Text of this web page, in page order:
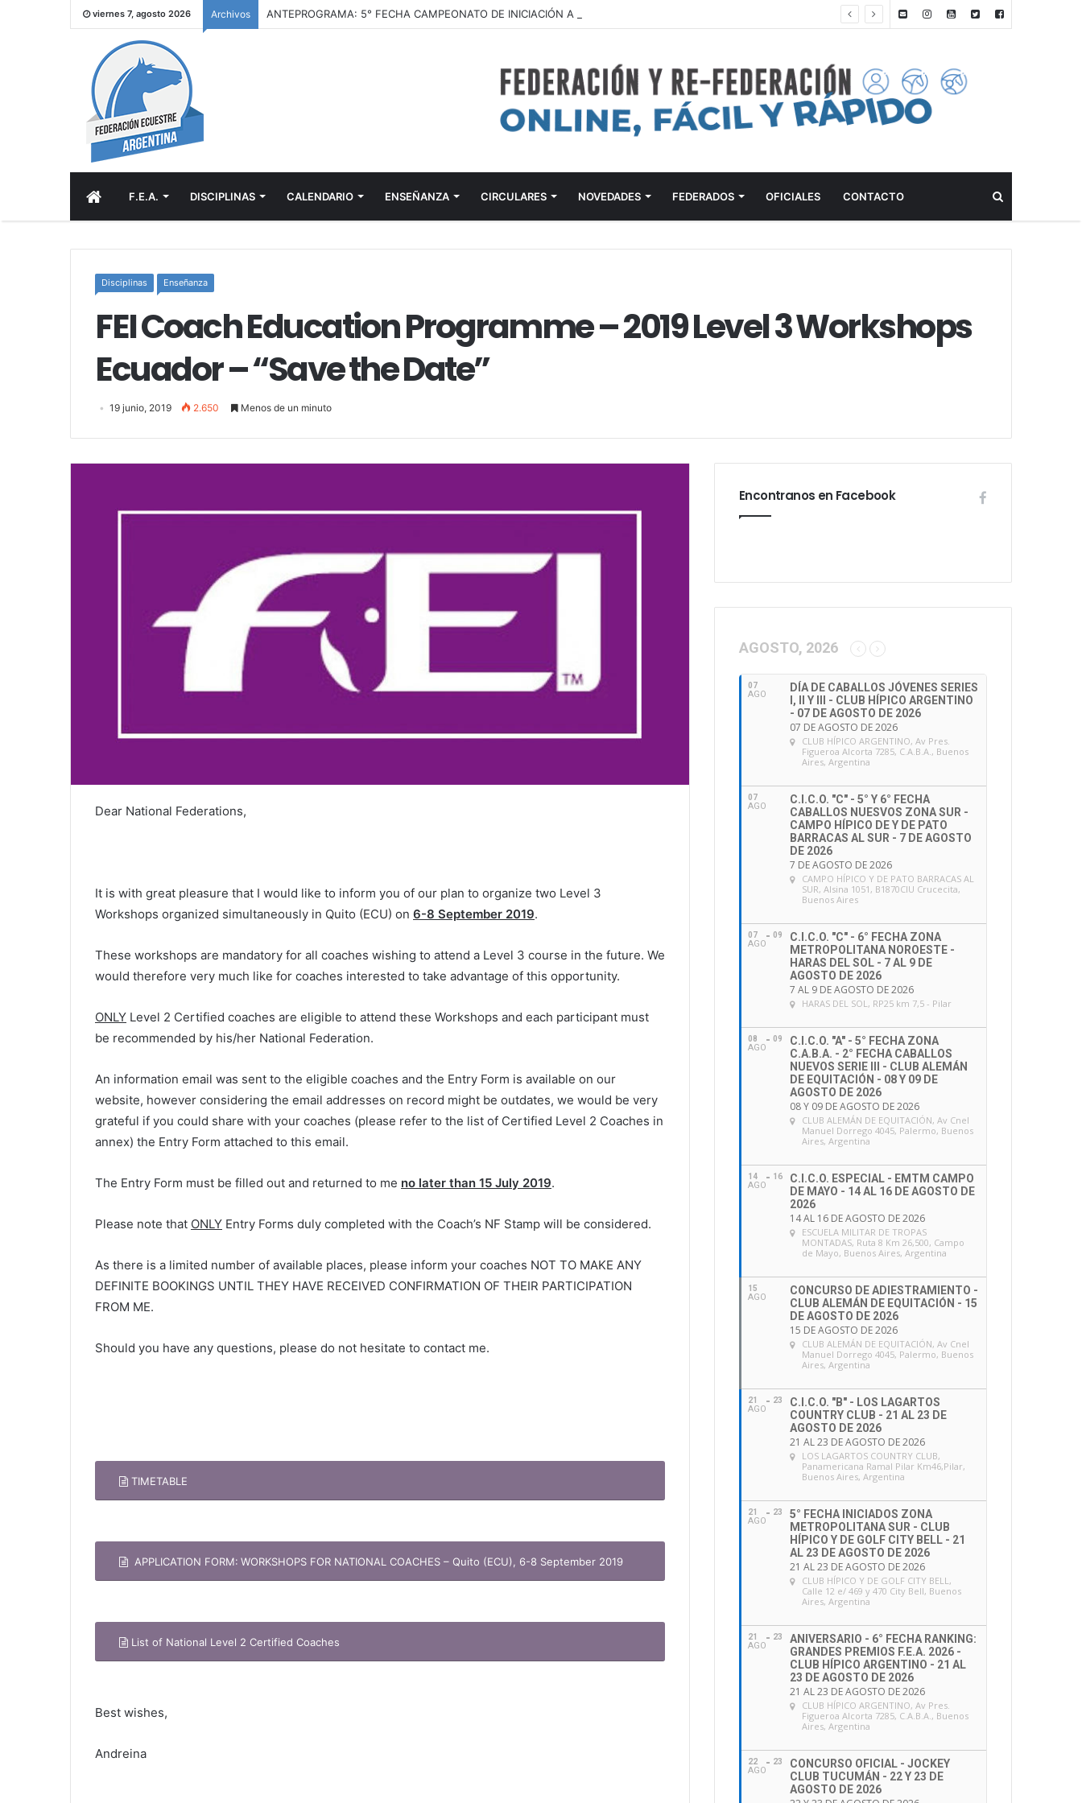
viernes 7, agosto 2026 Archivos
INICIOF.E.A. DISCIPLINAS CALENDARIO ENSEÑANZA CIRCULARES NOVEDADES FEDERADOS OFICIALES CONTACTO
Disciplinas Enseñanza
FEI Coach Education Programme – 2019 Level 3 Workshops
Ecuador – “Save the Date”
19 junio, 2019 2.650 Menos de un minuto
Dear National Federations,
It is with great pleasure that I would like to inform you of our plan to organize two Level 3
Workshops organized simultaneously in Quito (ECU) on 6-8 September 2019.
These workshops are mandatory for all coaches wishing to attend a Level 3 course in the future. We
would therefore very much like for coaches interested to take advantage of this opportunity.
ONLY Level 2 Certified coaches are eligible to attend these Workshops and each participant must
be recommended by his/her National Federation.
An information email was sent to the eligible coaches and the Entry Form is available on our
website, however considering the email addresses on record might be outdates, we would be very
grateful if you could share with your coaches (please refer to the list of Certified Level 2 Coaches in
annex) the Entry Form attached to this email.
The Entry Form must be filled out and returned to me no later than 15 July 2019.
Please note that ONLY Entry Forms duly completed with the Coach’s NF Stamp will be considered.
As there is a limited number of available places, please inform your coaches NOT TO MAKE ANY
DEFINITE BOOKINGS UNTIL THEY HAVE RECEIVED CONFIRMATION OF THEIR PARTICIPATION
FROM ME.
Should you have any questions, please do not hesitate to contact me.
TIMETABLE
APPLICATION FORM: WORKSHOPS FOR NATIONAL COACHES – Quito (ECU), 6-8 September 2019
List of National Level 2 Certified Coaches
Best wishes,
Andreina
Encontranos en Facebook
AGOSTO, 2026
07
AGO
DÍA DE CABALLOS JÓVENES SERIES
I, II Y III - CLUB HÍPICO ARGENTINO
- 07 DE AGOSTO DE 2026
07 DE AGOSTO DE 2026
CLUB HÍPICO ARGENTINO, Av Pres.
Figueroa Alcorta 7285, C.A.B.A., Buenos
Aires, Argentina
07
AGO
C.I.C.O. "C" - 5° Y 6° FECHA
CABALLOS NUESVOS ZONA SUR -
CAMPO HÍPICO DE Y DE PATO
BARRACAS AL SUR - 7 DE AGOSTO
DE 2026
7 DE AGOSTO DE 2026
CAMPO HÍPICO Y DE PATO BARRACAS AL
SUR, Alsina 1051, B1870CIU Crucecita,
Buenos Aires
07
AGO
09
C.I.C.O. "C" - 6° FECHA ZONA
METROPOLITANA NOROESTE -
HARAS DEL SOL - 7 AL 9 DE
AGOSTO DE 2026
7 AL 9 DE AGOSTO DE 2026
HARAS DEL SOL, RP25 km 7,5 - Pilar
08
AGO
09
C.I.C.O. "A" - 5° FECHA ZONA
C.A.B.A. - 2° FECHA CABALLOS
NUEVOS SERIE III - CLUB ALEMÁN
DE EQUITACIÓN - 08 Y 09 DE
AGOSTO DE 2026
08 Y 09 DE AGOSTO DE 2026
CLUB ALEMÁN DE EQUITACIÓN, Av Cnel
Manuel Dorrego 4045, Palermo, Buenos
Aires, Argentina
14
AGO
16
C.I.C.O. ESPECIAL - EMTM CAMPO
DE MAYO - 14 AL 16 DE AGOSTO DE
2026
14 AL 16 DE AGOSTO DE 2026
ESCUELA MILITAR DE TROPAS
MONTADAS, Ruta 8 Km 26,500, Campo
de Mayo, Buenos Aires, Argentina
15
AGO
CONCURSO DE ADIESTRAMIENTO -
CLUB ALEMÁN DE EQUITACIÓN - 15
DE AGOSTO DE 2026
15 DE AGOSTO DE 2026
CLUB ALEMÁN DE EQUITACIÓN, Av Cnel
Manuel Dorrego 4045, Palermo, Buenos
Aires, Argentina
21
AGO
23
C.I.C.O. "B" - LOS LAGARTOS
COUNTRY CLUB - 21 AL 23 DE
AGOSTO DE 2026
21 AL 23 DE AGOSTO DE 2026
LOS LAGARTOS COUNTRY CLUB,
Panamericana Ramal Pilar Km46,Pilar,
Buenos Aires, Argentina
21
AGO
23
5° FECHA INICIADOS ZONA
METROPOLITANA SUR - CLUB
HÍPICO Y DE GOLF CITY BELL - 21
AL 23 DE AGOSTO DE 2026
21 AL 23 DE AGOSTO DE 2026
CLUB HÍPICO Y DE GOLF CITY BELL,
Calle 12 e/ 469 y 470 City Bell, Buenos
Aires, Argentina
21
AGO
23
ANIVERSARIO - 6° FECHA RANKING:
GRANDES PREMIOS F.E.A. 2026 -
CLUB HÍPICO ARGENTINO - 21 AL
23 DE AGOSTO DE 2026
21 AL 23 DE AGOSTO DE 2026
CLUB HÍPICO ARGENTINO, Av Pres.
Figueroa Alcorta 7285, C.A.B.A., Buenos
Aires, Argentina
22
AGO
23
CONCURSO OFICIAL - JOCKEY
CLUB TUCUMÁN - 22 Y 23 DE
AGOSTO DE 2026